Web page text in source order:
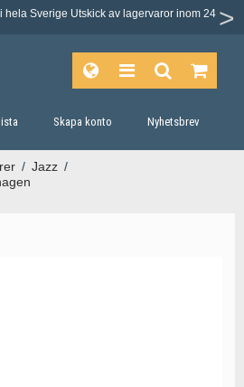
hela Sverige Utskick av lagervaror inom 24
har 30 dagars ångerrätt.
Skapa konto Nyhetsbrev
/ Jazz /